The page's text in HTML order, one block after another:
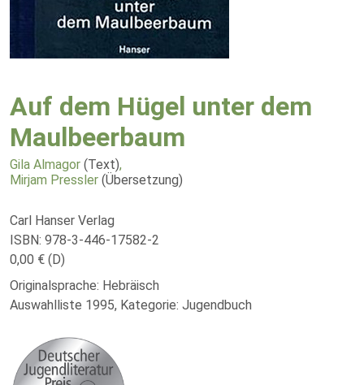
Auf dem Hügel unter dem
Maulbeerbaum
Gila Almagor (Text),
Mirjam Pressler (Übersetzung)
Carl Hanser Verlag
ISBN: 978-3-446-17582-2
0,00 € (D)
Originalsprache: Hebräisch
Auswahlliste 1995, Kategorie: Jugendbuch